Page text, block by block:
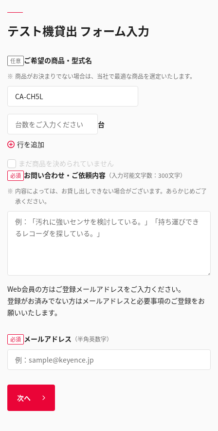
テスト機貸出 フォーム入力
任意 ご希望の商品・型式名
※ 商品がお決まりでない場合は、当社で最適な商品を選定いたします。
台
行を追加
まだ商品を決められていません
必須 お問い合わせ・ご依頼内容 （入力可能文字数：300文字）
※ 内容によっては、お貸し出しできない場合がございます。あらかじめご了
承ください。
Web会員の方はご登録メールアドレスをご入力ください。
登録がお済みでない方はメールアドレスと必要事項のご登録をお
願いいたします。
必須 メールアドレス （半角英数字）
次へ